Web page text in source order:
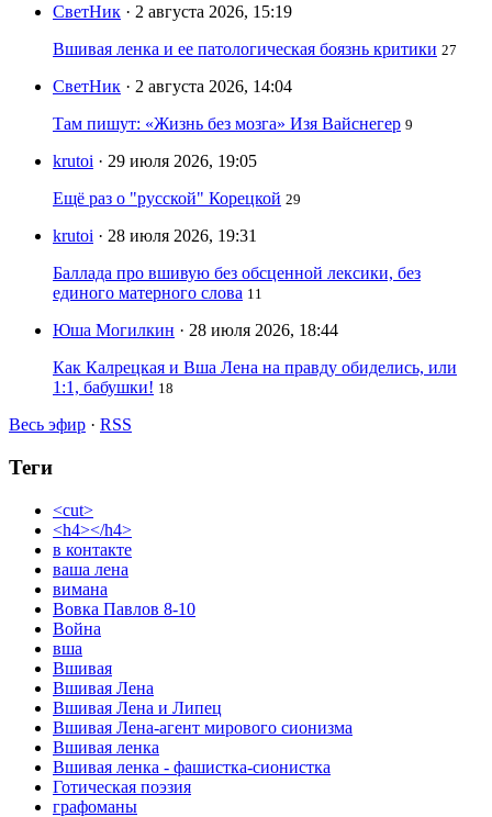
СветНик · 2 августа 2026, 15:19
Вшивая ленка и ее патологическая боязнь критики 27
СветНик · 2 августа 2026, 14:04
Там пишут: «Жизнь без мозга» Изя Вайснегер 9
krutoi · 29 июля 2026, 19:05
Ещё раз о "русской" Корецкой 29
krutoi · 28 июля 2026, 19:31
Баллада про вшивую без обсценной лексики, без
единого матерного слова 11
Юша Могилкин · 28 июля 2026, 18:44
Как Калрецкая и Вша Лена на правду обиделись, или
1:1, бабушки! 18
Весь эфир · RSS
Теги
<cut>
<h4></h4>
в контакте
ваша лена
вимана
Вовка Павлов 8-10
Война
вша
Вшивая
Вшивая Лена
Вшивая Лена и Липец
Вшивая Лена-агент мирового сионизма
Вшивая ленка
Вшивая ленка - фашистка-сионистка
Готическая поэзия
графоманы